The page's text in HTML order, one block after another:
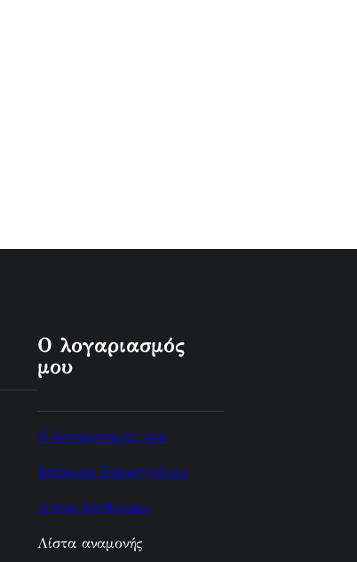
Ο λογαριασμός
μου
Ο λογαριασμός μου
Ιστορικό Παραγγελιών
Λίστα Επιθυμιών
Λίστα αναμονής